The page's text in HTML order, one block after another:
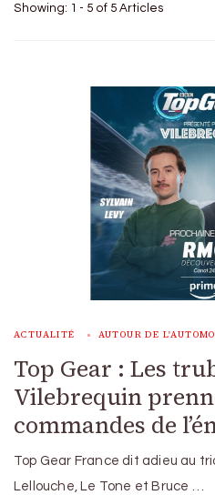
Showing: 1 - 5 of 5 Articles
ACTUALITÉ AUTOUR DE
Top Gear : Les
Vilebrequin
commandes de
Top Gear France dit adieu au
Lellouche, Le Tone et Bruce …